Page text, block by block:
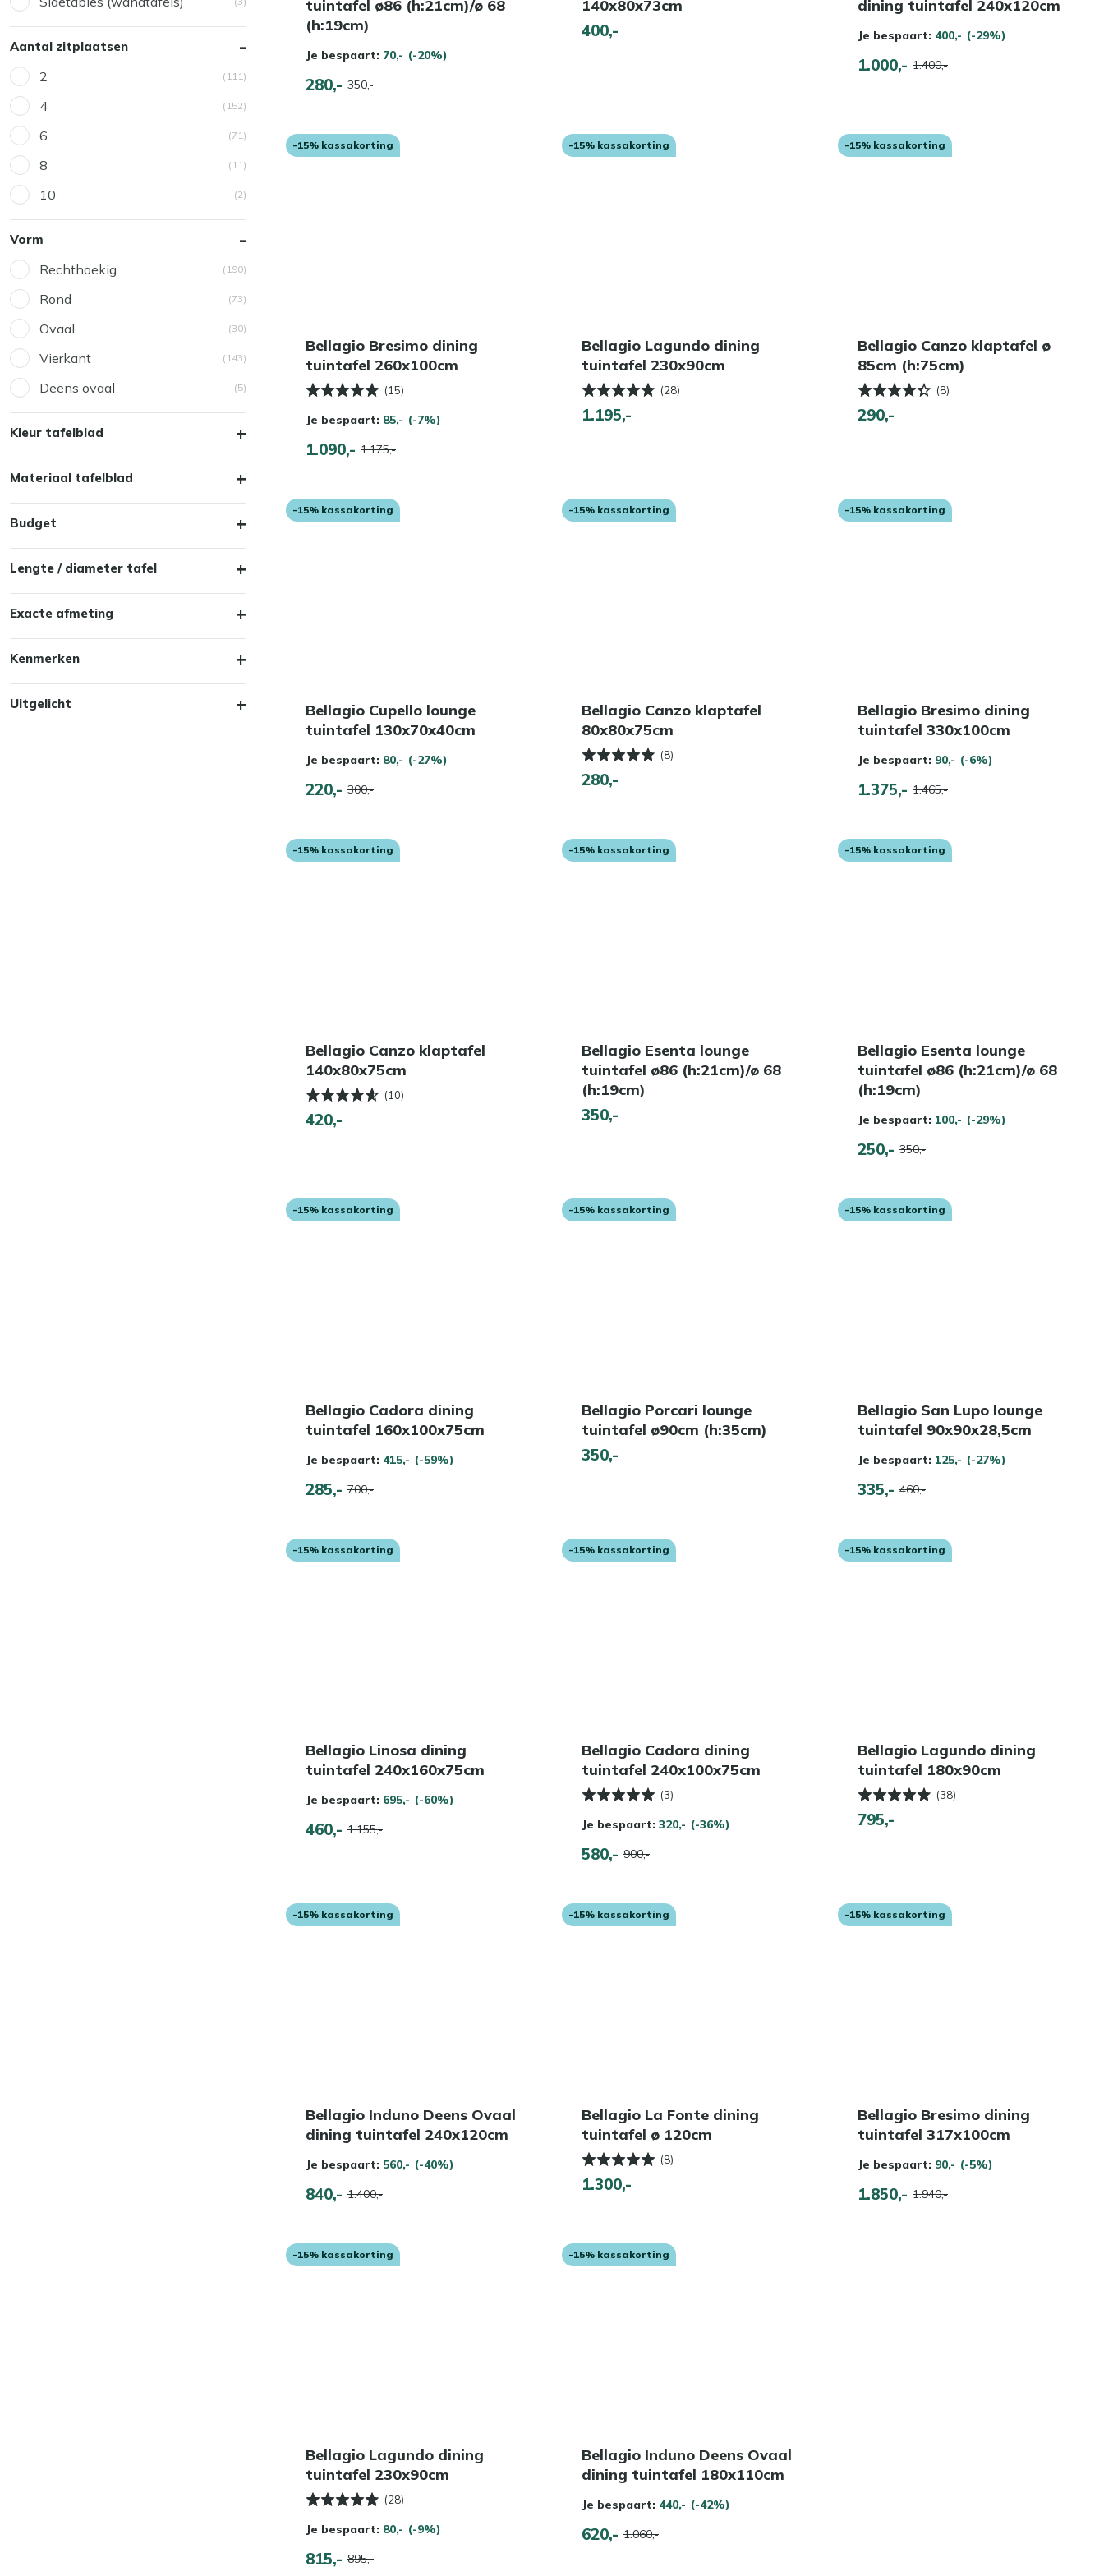
Aantal zitplaatsen
2 (111)
4 (152)
6 (71)
8 (11)
10 (2)
Vorm
Rechthoekig (190)
Rond (73)
Ovaal (30)
Vierkant (143)
Deens ovaal (5)
Kleur tafelblad
Materiaal tafelblad
Budget
Lengte / diameter tafel
Exacte afmeting
Kenmerken
Uitgelicht
tuintafel ø86 (h:21cm)/ø 68
(h:19cm)
Je bespaart: 70,- (-20%)
280,- 350,-
140x80x73cm
400,-
dining tuintafel 240x120cm
Je bespaart: 400,- (-29%)
1.000,- 1.400,-
-15% kassakorting
Bellagio Bresimo dining
tuintafel 260x100cm
(15)
Je bespaart: 85,- (-7%)
1.090,- 1.175,-
-15% kassakorting
Bellagio Lagundo dining
tuintafel 230x90cm
(28)
1.195,-
-15% kassakorting
Bellagio Canzo klaptafel ø
85cm (h:75cm)
(8)
290,-
-15% kassakorting
Bellagio Cupello lounge
tuintafel 130x70x40cm
Je bespaart: 80,- (-27%)
220,- 300,-
-15% kassakorting
Bellagio Canzo klaptafel
80x80x75cm
(8)
280,-
-15% kassakorting
Bellagio Bresimo dining
tuintafel 330x100cm
Je bespaart: 90,- (-6%)
1.375,- 1.465,-
-15% kassakorting
Bellagio Canzo klaptafel
140x80x75cm
(10)
420,-
-15% kassakorting
Bellagio Esenta lounge
tuintafel ø86 (h:21cm)/ø 68
(h:19cm)
350,-
-15% kassakorting
Bellagio Esenta lounge
tuintafel ø86 (h:21cm)/ø 68
(h:19cm)
Je bespaart: 100,- (-29%)
250,- 350,-
-15% kassakorting
Bellagio Cadora dining
tuintafel 160x100x75cm
Je bespaart: 415,- (-59%)
285,- 700,-
-15% kassakorting
Bellagio Porcari lounge
tuintafel ø90cm (h:35cm)
350,-
-15% kassakorting
Bellagio San Lupo lounge
tuintafel 90x90x28,5cm
Je bespaart: 125,- (-27%)
335,- 460,-
-15% kassakorting
Bellagio Linosa dining
tuintafel 240x160x75cm
Je bespaart: 695,- (-60%)
460,- 1.155,-
-15% kassakorting
Bellagio Cadora dining
tuintafel 240x100x75cm
(3)
Je bespaart: 320,- (-36%)
580,- 900,-
-15% kassakorting
Bellagio Lagundo dining
tuintafel 180x90cm
(38)
795,-
-15% kassakorting
Bellagio Induno Deens Ovaal
dining tuintafel 240x120cm
Je bespaart: 560,- (-40%)
840,- 1.400,-
-15% kassakorting
Bellagio La Fonte dining
tuintafel ø 120cm
(8)
1.300,-
-15% kassakorting
Bellagio Bresimo dining
tuintafel 317x100cm
Je bespaart: 90,- (-5%)
1.850,- 1.940,-
-15% kassakorting
Bellagio Lagundo dining
tuintafel 230x90cm
(28)
Je bespaart: 80,- (-9%)
815,- 895,-
-15% kassakorting
Bellagio Induno Deens Ovaal
dining tuintafel 180x110cm
Je bespaart: 440,- (-42%)
620,- 1.060,-